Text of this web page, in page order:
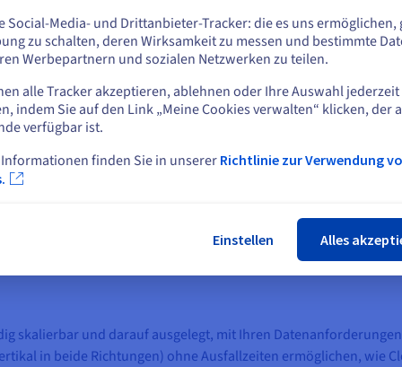
Servern:
Hardware ausgestattet, um intensive Computing-
RAM und umfangreiche Speicherfunktionen, die in der Regel
und Datenredundanz zu erhöhen.
eine weniger robuste Konfiguration und sind für allgemeine
Grad an Parallelverarbeitung oder können die
skalierbar und darauf ausgelegt, mit Ihren
in beide Richtungen) ohne Ausfallzeiten ermöglichen, wie
der aktuellen Website bleiben
andere Website wählen
Social-Media- und Drittanbieter-Tracker: die es uns ermöglichen,
zu schalten, deren Wirksamkeit zu messen und bestimmte
Werbepartnern und sozialen Netzwerken zu teilen.
alle Tracker akzeptieren, ablehnen oder Ihre Auswahl jederzeit
indem Sie auf den Link „Meine Cookies verwalten“ klicken, der
verfügbar ist.
finden Sie in unsererRichtlinie zur Verwendung
Einstellen Alles